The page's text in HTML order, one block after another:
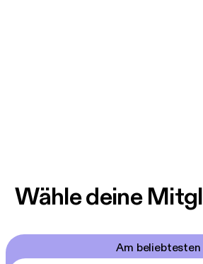
Wähle deine
Am beliebtesten